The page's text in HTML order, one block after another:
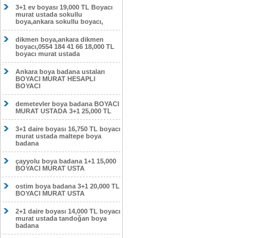
3+1 ev boyası 19,000 TL Boyacı
murat ustada sokullu
boya,ankara sokullu boyacı,
dikmen boya,ankara dikmen
boyacı,0554 184 41 66 18,000 TL
boyacı murat ustada
Ankara boya badana ustaları
BOYACI MURAT HESAPLI
BOYACI
demetevler boya badana BOYACI
MURAT USTADA 3+1 25,000 TL
3+1 daire boyası 16,750 TL boyacı
murat ustada maltepe boya
badana
çayyolu boya badana 1+1 15,000
BOYACI MURAT USTA
ostim boya badana 3+1 20,000 TL
BOYACI MURAT USTA
2+1 daire boyası 14,000 TL boyacı
murat ustada tandoğan boya
badana